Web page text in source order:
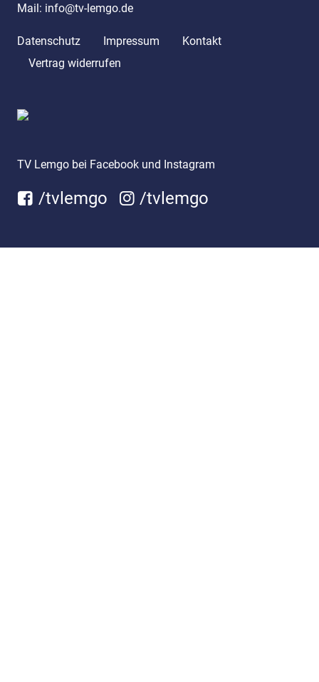
Mail: info@tv-lemgo.de
Datenschutz Impressum
Kontakt
Vertrag widerrufen
TV Lemgo bei Facebook und Instagram
/tvlemgo /tvlemgo